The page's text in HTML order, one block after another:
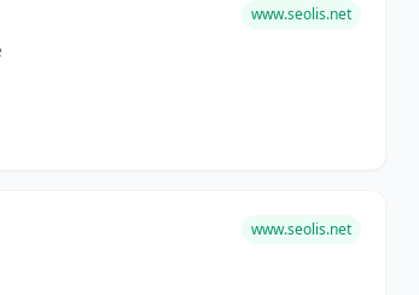
www.seolis.net
www.seolis.net